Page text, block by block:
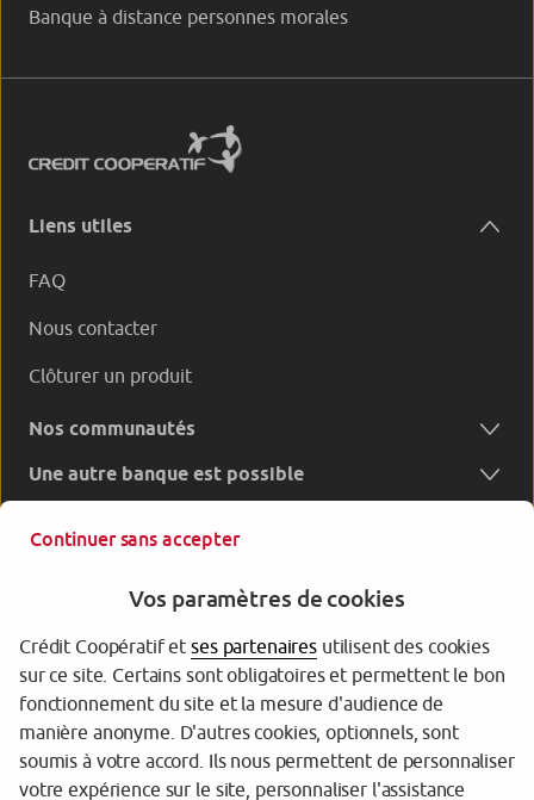
Banque à distance personnes morales
Liens utiles
FAQ
Nous contacter
Clôturer un produit
Nos communautés
Une autre banque est possible
Garantie des dépôts
Protection des données personnelles
Gestion des cookies
Continuer sans accepter
Vos paramètres de cookies
Crédit Coopératif etses partenairesutilisent des cookies
sur ce site. Certains sont obligatoires et permettent le bon
fonctionnement du site et la mesure d'audience de
manière anonyme. D'autres cookies, optionnels, sont
soumis à votre accord. Ils nous permettent de personnaliser
votre expérience sur le site, personnaliser l'assistance